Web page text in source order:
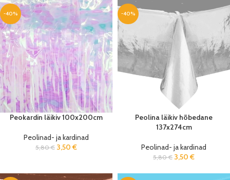
-40%
Peokardin läikiv 100x200cm
Peolinad- ja kardinad
5,80€ 3,50 €
-40%
Peolina läikiv hõbedane
137x274cm
Peolinad- ja kardinad
5,80€ 3,50 €